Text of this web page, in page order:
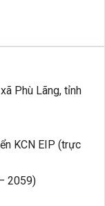
Phù Lãng, tỉnh
KCN EIP (trực
2059)